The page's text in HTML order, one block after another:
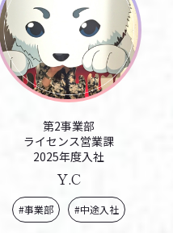
第2事業部
ライセンス営業課
2025年度入社
Y.C
#事業部 #中途入社